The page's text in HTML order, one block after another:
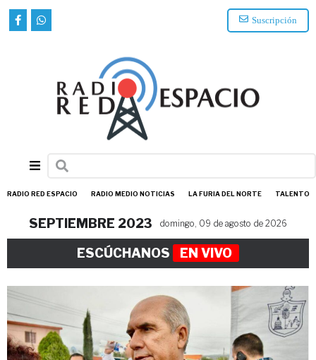
Suscripción
RADIO RED ESPACIO RADIO MEDIO NOTICIAS LA FURIA DEL NORTE TALENTO
SEPTIEMBRE 2023 domingo, 09 de agosto de 2026
ESCÚCHANOS EN VIVO